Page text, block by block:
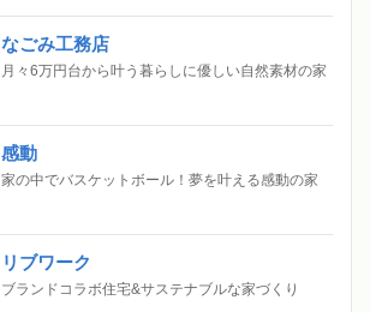
なごみ工務店
月々6万円台から叶う暮らしに優しい自然素材の家
感動
家の中でバスケットボール！夢を叶える感動の家
リブワーク
ブランドコラボ住宅&サステナブルな家づくり